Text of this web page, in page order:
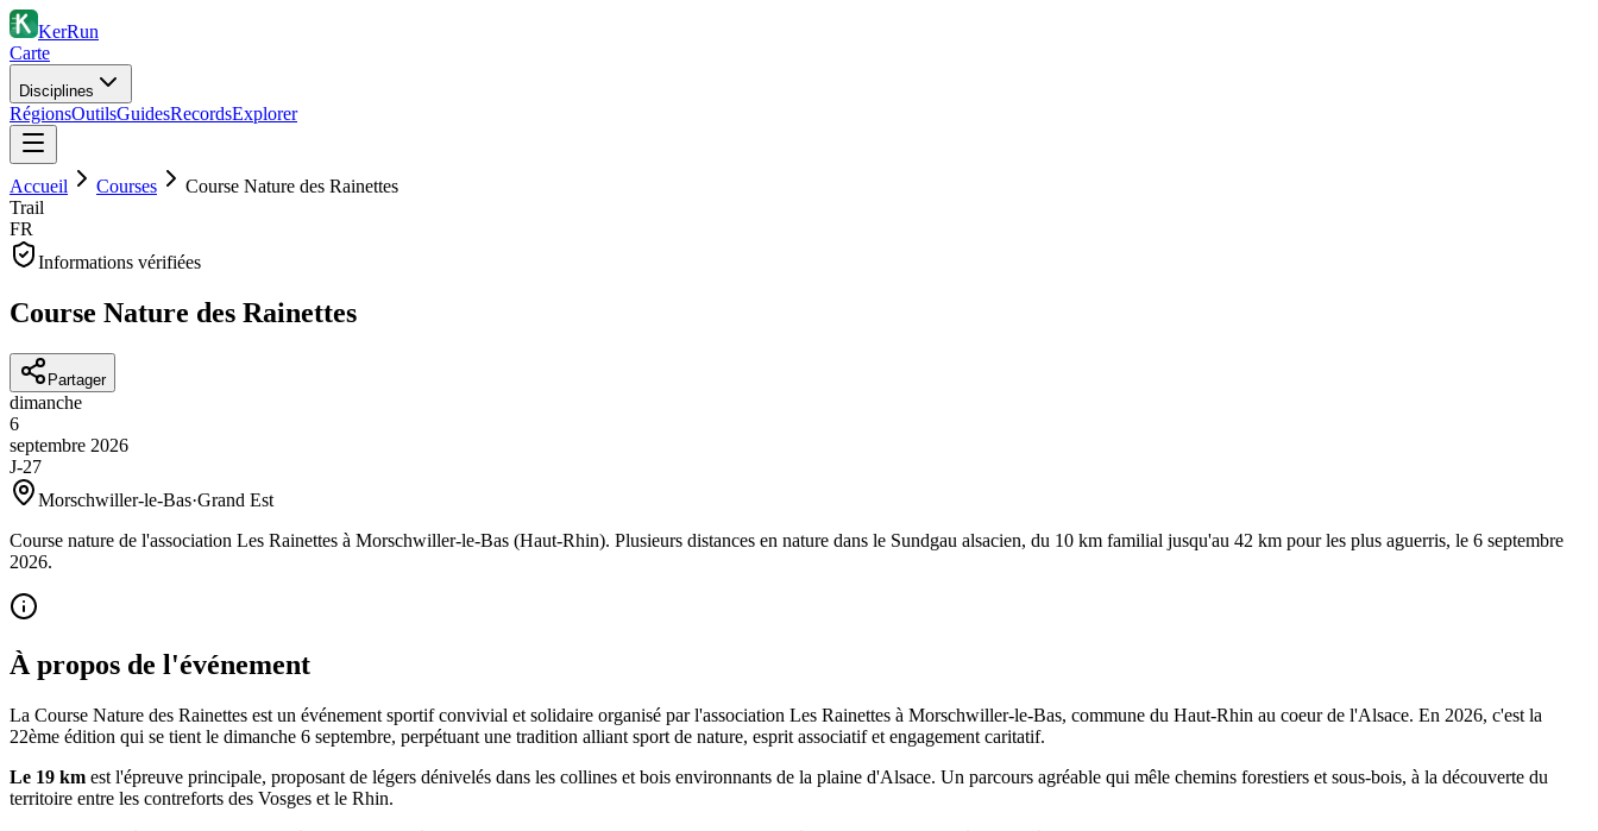
KerRun
Carte
Disciplines
RégionsOutilsGuidesRecordsExplorer
Accueil Courses
Course Nature des Rainettes
Trail
FR
Informations vérifiées
Course Nature des Rainettes
Partager
dimanche
6
septembre 2026
J-27
Morschwiller-le-Bas·Grand Est
Course nature de l'association Les Rainettes à Morschwiller-le-Bas (Haut-Rhin). Plusieurs distances en nature dans le Sundgau alsacien, du 10 km familial jusqu'au 42 km pour les plus aguerris, le 6 septembre
2026.
À propos de l'événement
La Course Nature des Rainettes est un événement sportif convivial et solidaire organisé par l'association Les Rainettes à Morschwiller-le-Bas, commune du Haut-Rhin au coeur de l'Alsace. En 2026, c'est la
22ème édition qui se tient le dimanche 6 septembre, perpétuant une tradition alliant sport de nature, esprit associatif et engagement caritatif.
Le 19 km est l'épreuve principale, proposant de légers dénivelés dans les collines et bois environnants de la plaine d'Alsace. Un parcours agréable qui mêle chemins forestiers et sous-bois, à la découverte du
territoire entre les contreforts des Vosges et le Rhin.